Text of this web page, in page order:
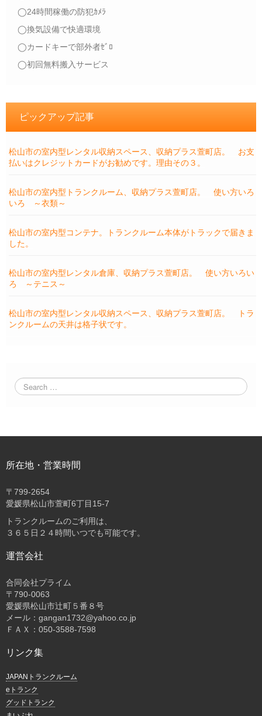
◯24時間稼働の防犯ｶﾒﾗ
◯換気設備で快適環境
◯カードキーで部外者ｾﾞﾛ
◯初回無料搬入サービス
ピックアップ記事
松山市の室内型レンタル収納スペース、収納プラス萱町店。 お支
払いはクレジットカードがお勧めです。理由その３。
松山市の室内型トランクルーム、収納プラス萱町店。 使い方いろ
いろ ～衣類～
松山市の室内型コンテナ。トランクルーム本体がトラックで届きま
した。
松山市の室内型レンタル倉庫、収納プラス萱町店。 使い方いろい
ろ ～テニス～
松山市の室内型レンタル収納スペース、収納プラス萱町店。 トラ
ンクルームの天井は格子状です。
所在地・営業時間
〒 799-2654
愛媛県松山市萱町6丁目15-7
トランクルームのご利用は、
３６５日２４時間いつでも可能です。
運営会社
合同会社プライム
〒 790-0063
愛媛県松山市辻町５番８号
メール：gangan1732@yahoo.co.jp
ＦＡＸ：050-3588-7598
リンク集
JAPANトランクルーム
eトランク
グッドトランク